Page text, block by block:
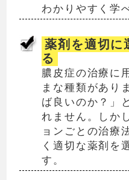
わかりやすく学
薬剤を適切に
る
膿皮症の治療に
まな種類があり
ば良いのか？」
れません。しか
ョンごとの治療
く適切な薬剤を
す。